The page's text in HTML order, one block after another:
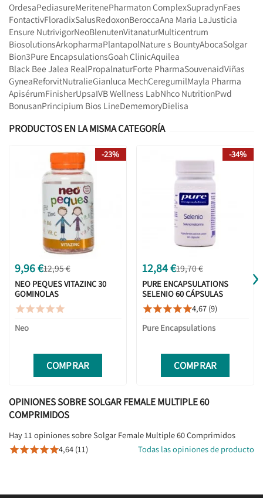
OrdesaPediasureMeritenePharmaton ComplexSupradynFaes
FontactivFloradixSalusRedoxonBeroccaAna Maria LaJusticia
Ensure NutrivigorNeoBlenutenVitanaturMulticentrum
BiosolutionsArkopharmaPlantapolNature s BountyAbocaSolgar
Bion3Pure EncapsulationsGoah ClinicAquilea
Black Bee Jalea RealPropalnaturForte PharmaSouvenaidViñas
GyneaReforvitNutralieGianluca MechCeregumilMayla Pharma
ApisérumFinisherUpsaIVB Wellness LabNhco NutritionPwd
BonusanPrincipium Bios LineDememoryDielisa
PRODUCTOS EN LA MISMA CATEGORÍA
9,96 €12,95 €
NEO PEQUES VITAZINC 30
GOMINOLAS

Neo
COMPRAR
-23%
12,84 €19,70 €
PURE ENCAPSULATIONS
SELENIO 60 CÁPSULAS
4,67 (9)
Pure Encapsulations
COMPRAR
-34%
›
OPINIONES SOBRE SOLGAR FEMALE MULTIPLE 60
COMPRIMIDOS
Hay 11 opiniones sobre Solgar Female Multiple 60 Comprimidos
4,64 (11) Todas las opiniones de producto